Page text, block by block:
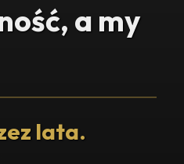
a my
lata.